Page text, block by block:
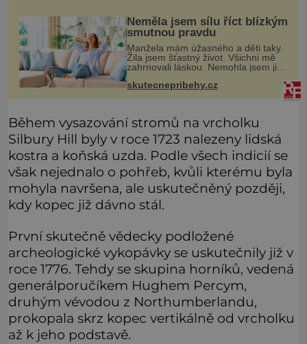
Neměla jsem sílu říct blízkým
smutnou pravdu
Manžela mám úžasného a děti taky.
Žila jsem šťastný život. Všichni mě
zahrnovali láskou. Nemohla jsem jim
říct tu smutnou zprávu. Pamatuji si
ten den, jako by to bylo včera. Lékař
v nemocnici mi s váž
skutecnepribehy.cz
Během vysazování stromů na vrcholku
Silbury Hill byly v roce 1723 nalezeny lidská
kostra a koňská uzda. Podle všech indicií se
však nejednalo o pohřeb, kvůli kterému byla
mohyla navršena, ale uskutečněný později,
kdy kopec již dávno stál.
První skutečně vědecky podložené
archeologické vykopávky se uskutečnily již v
roce 1776. Tehdy se skupina horníků, vedená
generálporučíkem Hughem Percym,
druhým vévodou z Northumberlandu,
prokopala skrz kopec vertikálně od vrcholku
až k jeho podstavě.